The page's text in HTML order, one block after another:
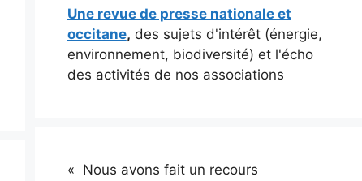
Une revue de presse nationale et
occitane, des sujets d'intérêt (énergie,
environnement, biodiversité) et l'écho
des activités de nos associations
« Nous avons fait un recours